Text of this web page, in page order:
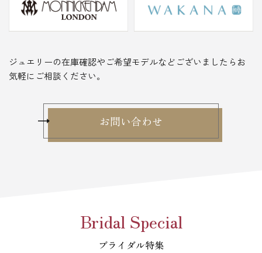
ジュエリーの在庫確認やご希望モデルなどございましたらお
気軽にご相談ください。
お問い合わせ
Bridal Special
ブライダル特集